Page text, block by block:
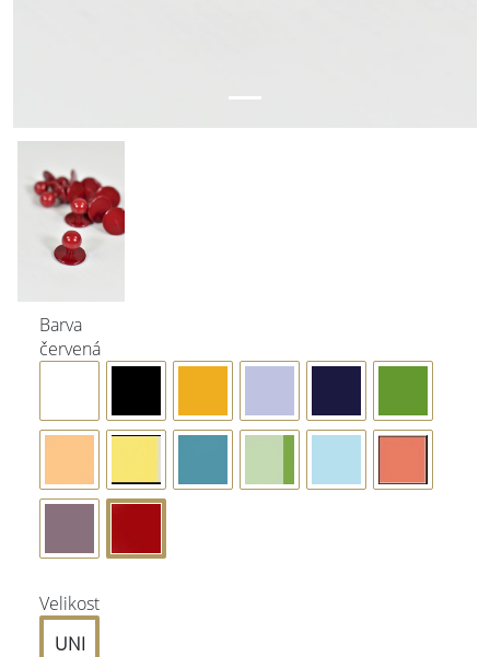
Barva
červená
Velikost
UNI